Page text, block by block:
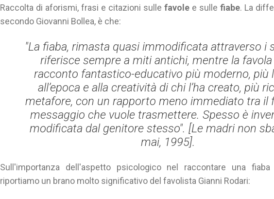
Raccolta di aforismi, frasi e citazioni sulle favole e sulle fiabe. La
secondo Giovanni Bollea, è che:
"La fiaba, rimasta quasi immodificata attraverso i
riferisce sempre a miti antichi, mentre la favola
racconto fantastico-educativo più moderno, più
all’epoca e alla creatività di chi l’ha creato, più
metafore, con un rapporto meno immediato tra il
messaggio che vuole trasmettere. Spesso è
modificata dal genitore stesso". [Le madri non
mai, 1995].
Sull'importanza dell'aspetto psicologico nel raccontare una
riportiamo un brano molto significativo del favolista Gianni Rodari: